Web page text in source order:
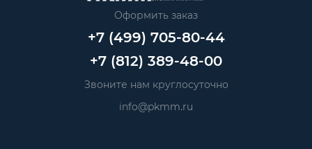
Оформить заказ
+7 (499) 705-80-44
+7 (812) 389-48-00
Звоните нам круглосуточно
info@pkmm.ru